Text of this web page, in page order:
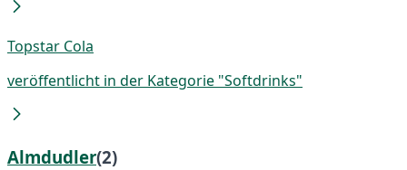
Topstar Cola
veröffentlicht in der Kategorie "Softdrinks"
Almdudler(2)